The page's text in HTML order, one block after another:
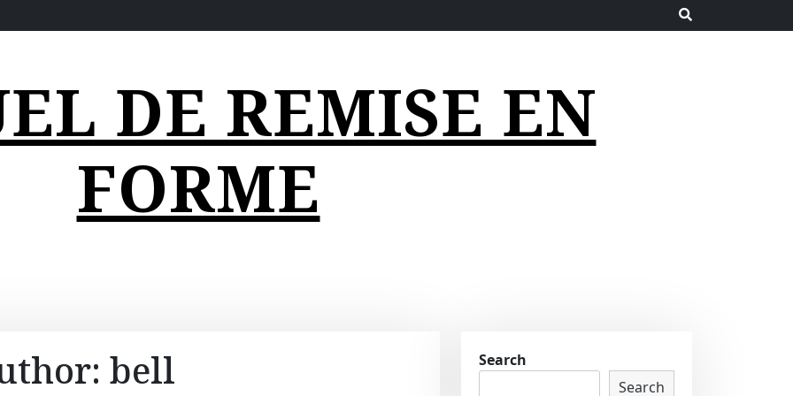
DE REMISE EN
FORME
bell
Search
Search